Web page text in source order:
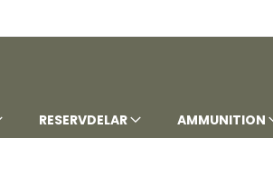
RESERVDELAR AMMUNITION